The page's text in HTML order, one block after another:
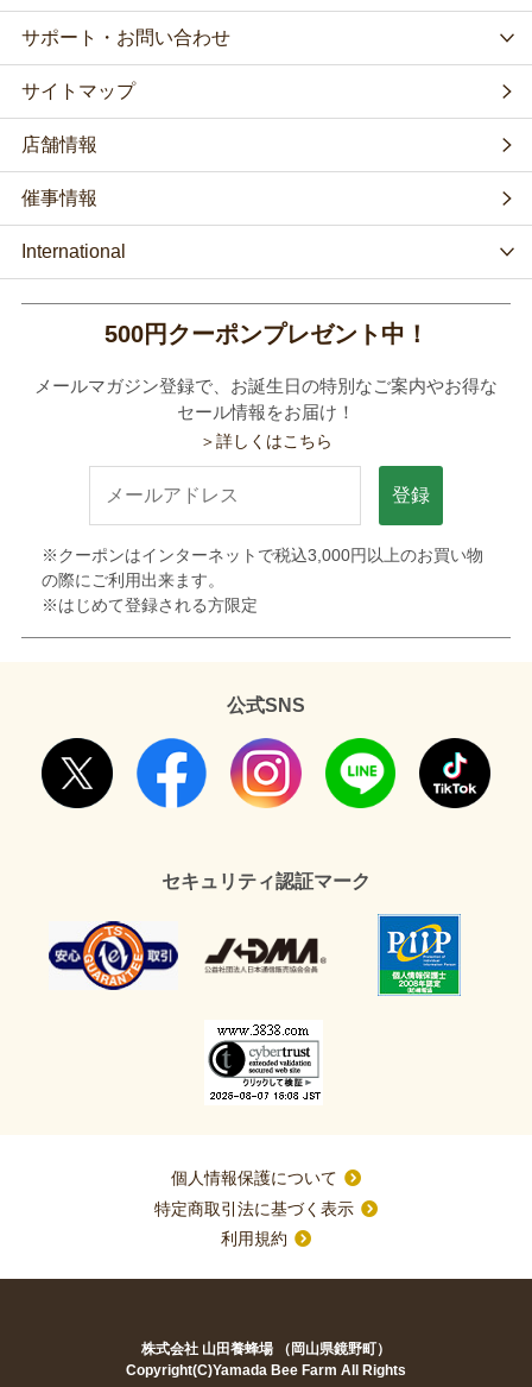
サポート・お問い合わせ
サイトマップ
店舗情報
催事情報
International
500円クーポンプレゼント中！
メールマガジン登録で、お誕生日の特別なご案内やお得な
セール情報をお届け！
＞詳しくはこちら
登録
※クーポンはインターネットで税込3,000円以上のお買い物
の際にご利用出来ます。
※はじめて登録される方限定
公式SNS
セキュリティ認証マーク
個人情報保護について
特定商取引法に基づく表示
利用規約
株式会社 山田養蜂場 （岡山県鏡野町）
Copyright(C)Yamada Bee Farm All Rights